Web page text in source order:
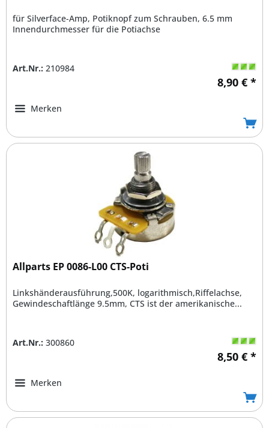
für Silverface-Amp, Potiknopf zum Schrauben, 6.5 mm
Innendurchmesser für die Potiachse
Art.Nr.: 210984
8,90 € *
Merken
Allparts EP 0086-L00 CTS-Poti
Linkshänderausführung,500K, logarithmisch,Riffelachse,
Gewindeschaftlänge 9.5mm, CTS ist der amerikanische...
Art.Nr.: 300860
8,50 € *
Merken